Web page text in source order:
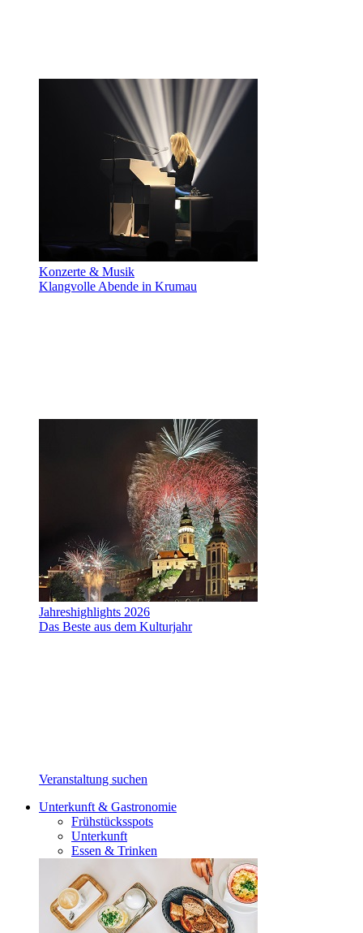
Konzerte & Musik
Klangvolle Abende in Krumau
Jahreshighlights 2026
Das Beste aus dem Kulturjahr
Veranstaltung suchen
Unterkunft & Gastronomie
Frühstücksspots
Unterkunft
Essen & Trinken